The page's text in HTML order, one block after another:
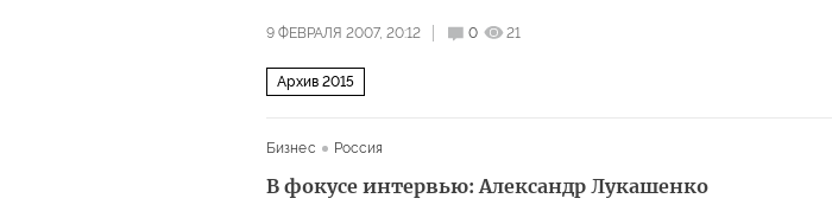
9 ФЕВРАЛЯ 2007, 20:12 0 21
Архив 2015
Бизнес Россия
В фокусе интервью: Александр Лукашенко